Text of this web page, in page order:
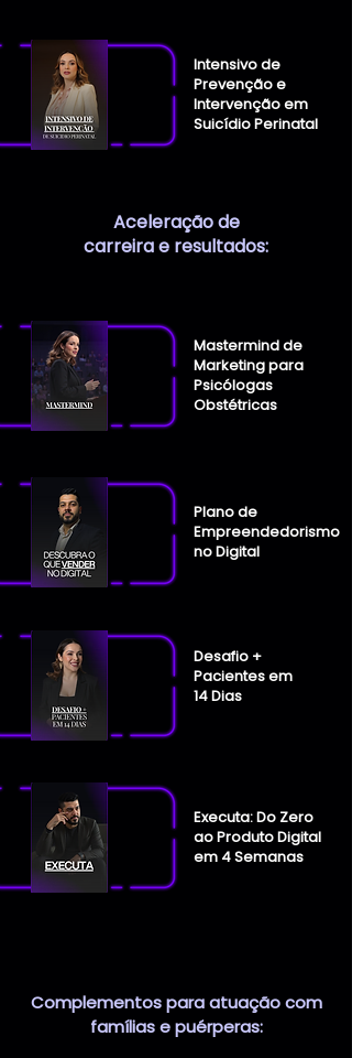
Intensivo de
Prevenção e
Intervenção em
Suicídio Perinatal
Aceleração de
carreira e resultados:
Mastermind de
Marketing para
Psicólogas
Obstétricas
Plano de
Empreendedorismo
no Digital
Desafio +
Pacientes em
14 Dias
Executa: Do Zero
ao Produto Digital
em 4 Semanas
Complementos para atuação com
famílias e puérperas: